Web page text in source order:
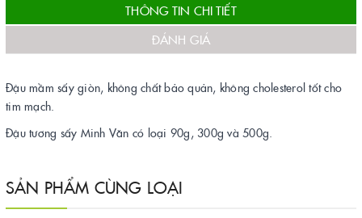
THÔNG TIN CHI TIẾT
ĐÁNH GIÁ
Đậu mầm sấy giòn, không chất bảo quản, không cholesterol tốt cho
tim mạch.
Đậu tương sấy Minh Văn có loại 90g, 300g và 500g.
SẢN PHẨM CÙNG LOẠI